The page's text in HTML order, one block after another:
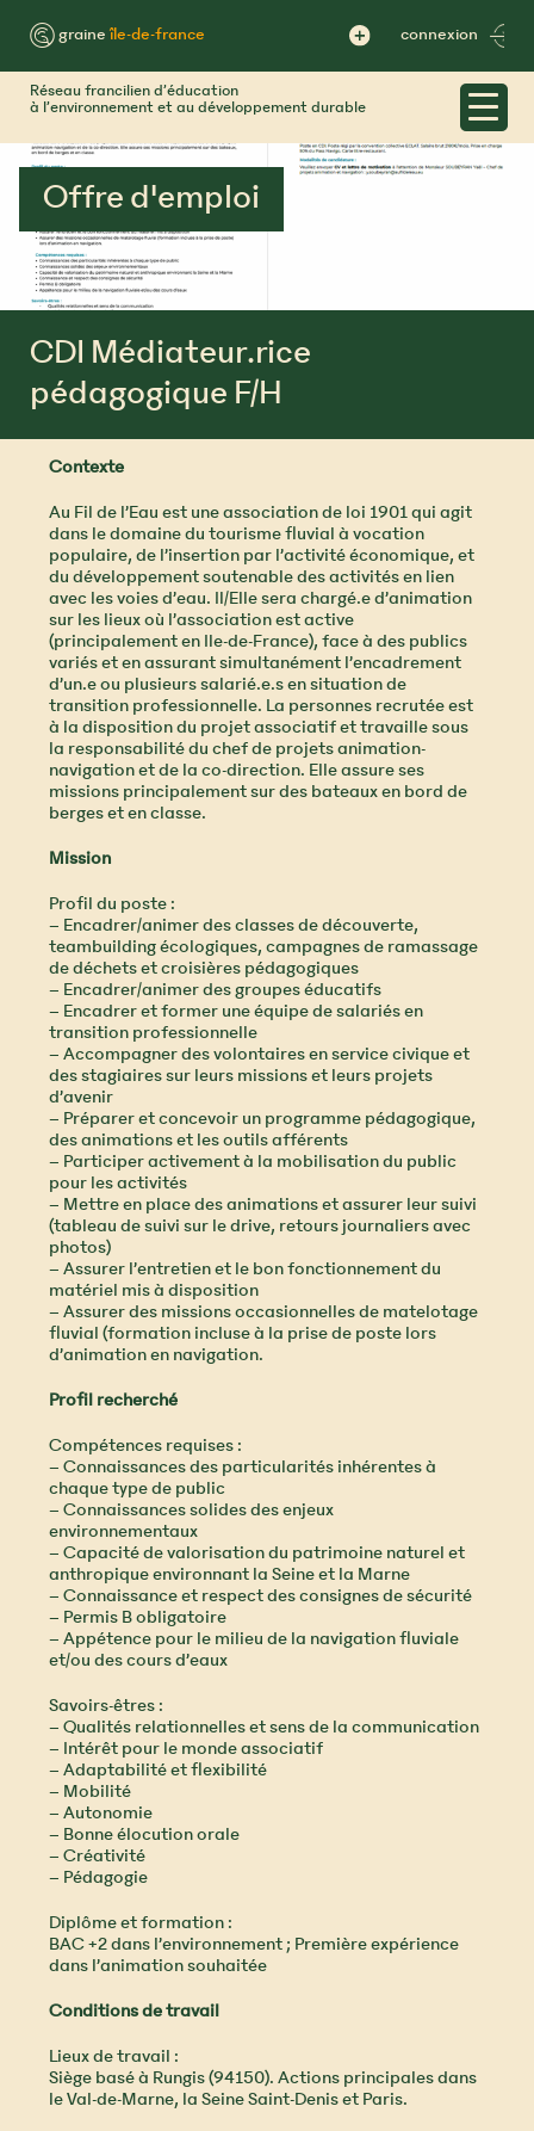
content
™ graineîle-de-france connexion
Réseau francilien d’éducation
à l’environnement et au développement durable
Offre d'emploi
CDI Médiateur.rice
pédagogique F/H
Contexte
Au Fil de l’Eau est une association de loi 1901 qui agit
dans le domaine du tourisme fluvial à vocation
populaire, de l’insertion par l’activité économique, et
du développement soutenable des activités en lien
avec les voies d’eau. Il/Elle sera chargé.e d’animation
sur les lieux où l’association est active
(principalement en Ile-de-France), face à des publics
variés et en assurant simultanément l’encadrement
d’un.e ou plusieurs salarié.e.s en situation de
transition professionnelle. La personnes recrutée est
à la disposition du projet associatif et travaille sous
la responsabilité du chef de projets animation-
navigation et de la co-direction. Elle assure ses
missions principalement sur des bateaux en bord de
berges et en classe.
Mission
Profil du poste :
– Encadrer/animer des classes de découverte,
teambuilding écologiques, campagnes de ramassage
de déchets et croisières pédagogiques
– Encadrer/animer des groupes éducatifs
– Encadrer et former une équipe de salariés en
transition professionnelle
– Accompagner des volontaires en service civique et
des stagiaires sur leurs missions et leurs projets
d’avenir
– Préparer et concevoir un programme pédagogique,
des animations et les outils afférents
– Participer activement à la mobilisation du public
pour les activités
– Mettre en place des animations et assurer leur suivi
(tableau de suivi sur le drive, retours journaliers avec
photos)
– Assurer l’entretien et le bon fonctionnement du
matériel mis à disposition
– Assurer des missions occasionnelles de matelotage
fluvial (formation incluse à la prise de poste lors
d’animation en navigation.
Profil recherché
Compétences requises :
– Connaissances des particularités inhérentes à
chaque type de public
– Connaissances solides des enjeux
environnementaux
– Capacité de valorisation du patrimoine naturel et
anthropique environnant la Seine et la Marne
– Connaissance et respect des consignes de sécurité
– Permis B obligatoire
– Appétence pour le milieu de la navigation fluviale
et/ou des cours d’eaux
Savoirs-êtres :
– Qualités relationnelles et sens de la communication
– Intérêt pour le monde associatif
– Adaptabilité et flexibilité
– Mobilité
– Autonomie
– Bonne élocution orale
– Créativité
– Pédagogie
Diplôme et formation :
BAC +2 dans l’environnement ; Première expérience
dans l’animation souhaitée
Conditions de travail
Lieux de travail :
Siège basé à Rungis (94150). Actions principales dans
le Val-de-Marne, la Seine Saint-Denis et Paris.